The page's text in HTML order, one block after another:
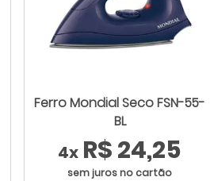
Ferro Mondial Seco FSN-55-
BL
4x R$ 24,25
sem juros no cartão